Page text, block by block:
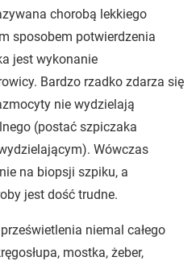
chorobą lekkiego
sposobem potwierdzenia
jest wykonanie
Bardzo rzadko zdarza się
nie wydzielają
(postać szpiczaka
Wówczas
na biopsji szpiku, a
jest dość trudne.
prześwietlenia niemal całego
mostka, żeber,